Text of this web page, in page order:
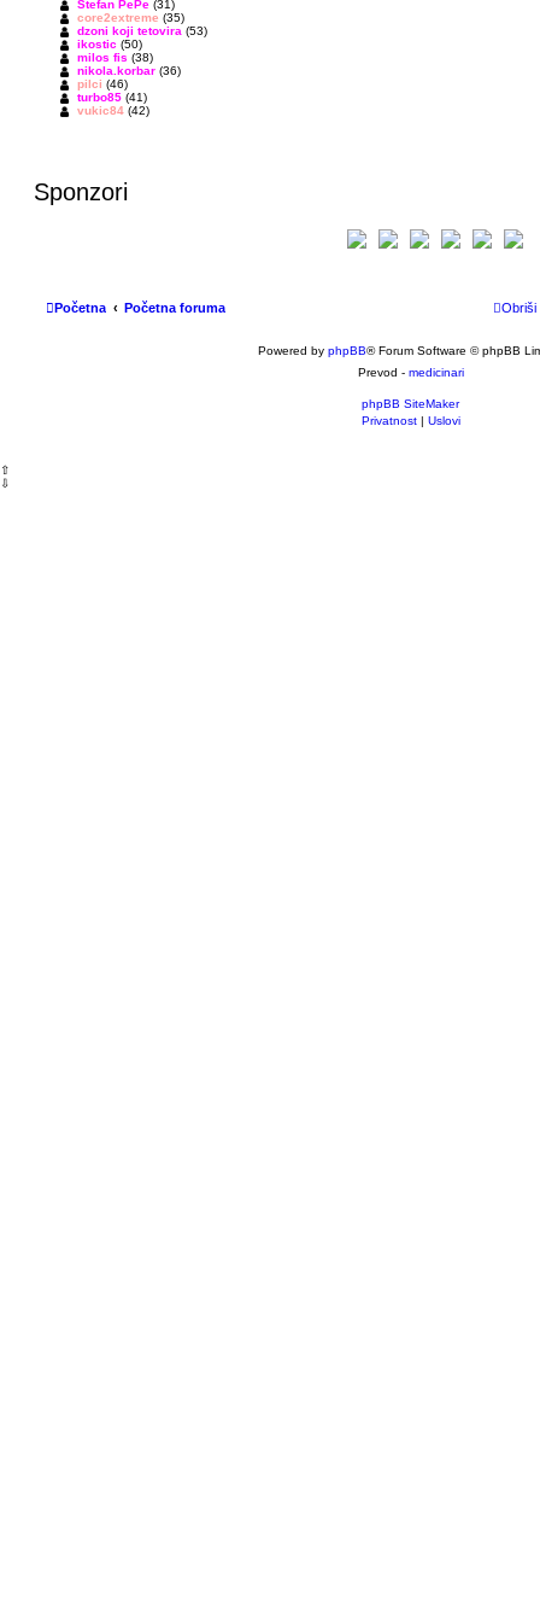
Stefan PePe (31)
core2extreme (35)
dzoni koji tetovira (53)
ikostic (50)
milos fis (38)
nikola.korbar (36)
pilci (46)
turbo85 (41)
vukic84 (42)
Sponzori
Početna Početna foruma Obriši
Powered by phpBB® Forum Software © phpBB
Prevod - medicinari
phpBB SiteMaker
Privatnost| Uslovi
⇧
⇩